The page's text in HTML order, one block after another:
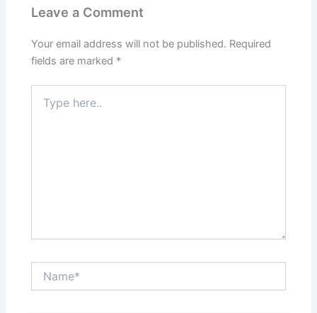
Leave a Comment
Your email address will not be published. Required
fields are marked *
here..